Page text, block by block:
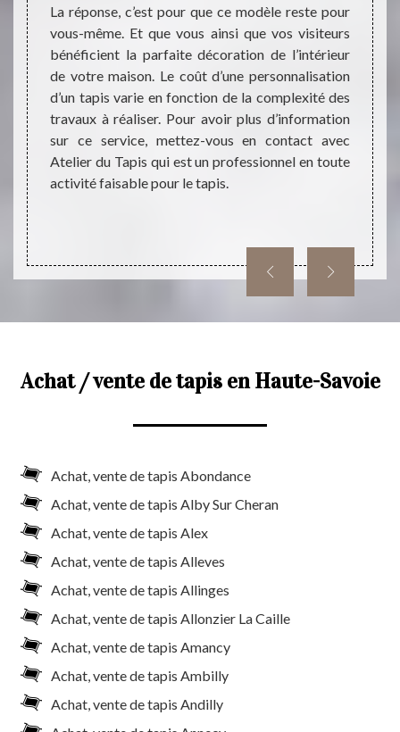
les
des
et
des
le
La réponse, c’est pour que ce modèle reste pour
vous-même. Et que vous ainsi que vos visiteurs
bénéficient la parfaite décoration de l’intérieur
de votre maison. Le coût d’une personnalisation
d’un tapis varie en fonction de la complexité des
travaux à réaliser. Pour avoir plus d’information
sur ce service, mettez-vous en contact avec
Atelier du Tapis qui est un professionnel en toute
activité faisable pour le tapis.
plus
nous
Achat / vente de tapis en Haute-Savoie
Achat, vente de tapis Abondance
Achat, vente de tapis Alby Sur Cheran
Achat, vente de tapis Alex
Achat, vente de tapis Alleves
Achat, vente de tapis Allinges
Achat, vente de tapis Allonzier La Caille
Achat, vente de tapis Amancy
Achat, vente de tapis Ambilly
Achat, vente de tapis Andilly